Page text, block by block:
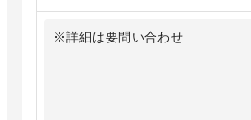
※詳細は要問い合わせ